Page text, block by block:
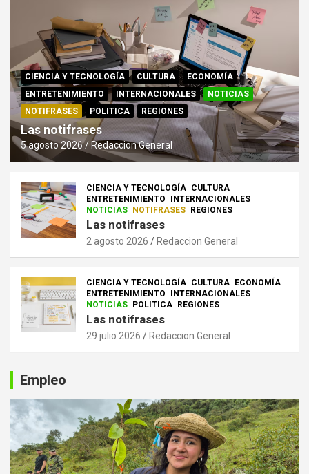
CIENCIA Y TECNOLOGÍA CULTURA
ECONOMÍA
ENTRETENIMIENTO
INTERNACIONALES
NOTICIAS
NOTIFRASES
POLITICA REGIONES
Las notifrases
5 agosto 2026 Redaccion General
CIENCIA Y TECNOLOGÍA CULTURA
ENTRETENIMIENTO
INTERNACIONALES
NOTICIAS
NOTIFRASES REGIONES
Las notifrases
2 agosto 2026 Redaccion General
CIENCIA Y TECNOLOGÍA CULTURA
ECONOMÍA
ENTRETENIMIENTO
INTERNACIONALES
NOTICIAS
POLITICA REGIONES
Las notifrases
29 julio 2026 Redaccion General
Empleo